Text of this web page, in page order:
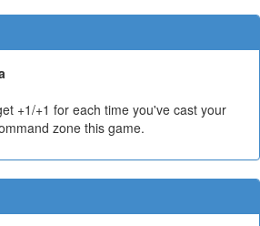
+1/+1 for each time you've cast your
zone this game.